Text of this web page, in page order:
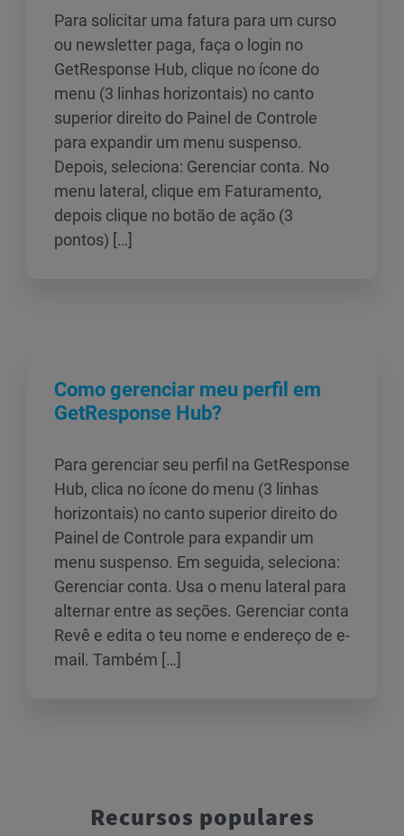
Para solicitar uma fatura para um curso
ou newsletter paga, faça o login no
GetResponse Hub, clique no ícone do
menu (3 linhas horizontais) no canto
superior direito do Painel de Controle
para expandir um menu suspenso.
Depois, seleciona: Gerenciar conta. No
menu lateral, clique em Faturamento,
depois clique no botão de ação (3
pontos) […]
Como gerenciar meu perfil em
GetResponse Hub?
Para gerenciar seu perfil na GetResponse
Hub, clica no ícone do menu (3 linhas
horizontais) no canto superior direito do
Painel de Controle para expandir um
menu suspenso. Em seguida, seleciona:
Gerenciar conta. Usa o menu lateral para
alternar entre as seções. Gerenciar conta
Revê e edita o teu nome e endereço de e-
mail. Também […]
Recursos populares